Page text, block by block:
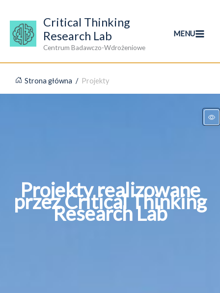
treści
Critical Thinking
Research Lab
Centrum Badawczo-Wdrożeniowe
MENU
Strona główna / Projekty
Projekty realizowane
przez Critical Thinking
Research Lab